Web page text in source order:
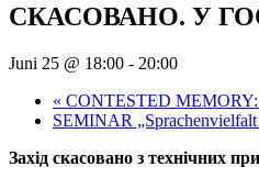
СКАСОВАНО. У
Juni 25 @ 18:00 - 20:00
« CONTESTED MEMORY:
SEMINAR
Захід скасовано з технічних